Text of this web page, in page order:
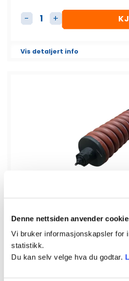
Denne nettsiden anvender
Vi bruker informasjonskapsler for
statistikk.
Du kan selv velge hva du godtar.
Beltestrammer komplett
Vis detaljert info
Beltestrammer
Beltestrammer